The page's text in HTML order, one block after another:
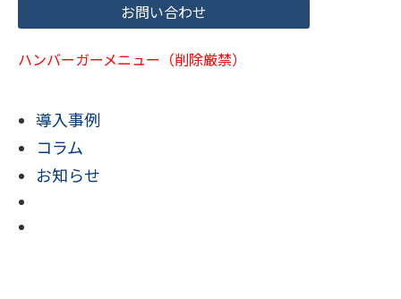
お問い合わせ
ハンバーガーメニュー（削除厳禁）
導入事例
コラム
お知らせ